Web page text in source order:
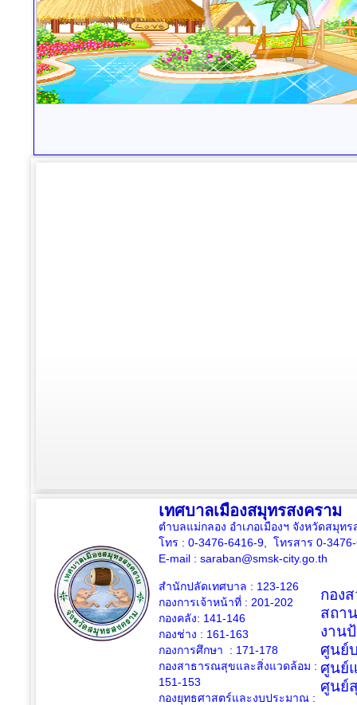
เทศบาลเมืองสมุทรสงคราม
ตำบลแม่กลอง อำเภอเมืองฯ จังหวัดสมุท
โทร : 0-3476-6416-9, โทรสาร 0-
E-mail : saraban@smsk-city.go.th
สำนักปลัดเทศบาล : 123-126
กองการเจ้าหน้าที่ : 201-202
กองคลัง: 141-146
กองช่าง : 161-163
กองการศึกษา : 171-178
กองสาธารณสุขและสิ่งแวดล้อม :
151-153
กองยุทธศาสตร์และงบประมาณ :
กอง
สถา
งาน
ศูนย์
ศูนย์
ศูนย์